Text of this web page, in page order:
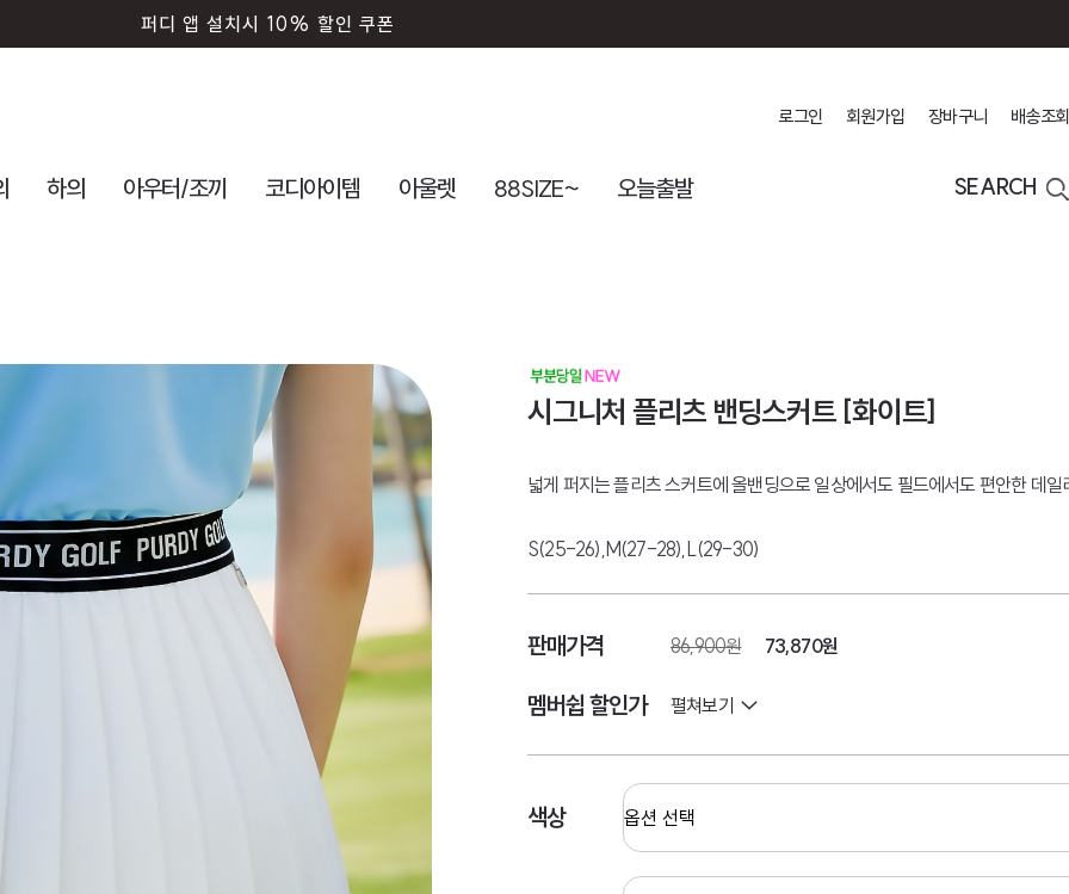
퍼디 앱 설치시 10% 할인 쿠폰
로그인 회원가입 장바구니 배송조회
하의 아우터/조끼 코디아이템 아울렛 88SIZE~ 오늘출발 SEARCH
시그니처 플리츠 밴딩스커트 [화이트]
넓게 퍼지는 플리츠 스커트에 올밴딩으로 일상에서도 필드에서도 편안한 데
S(25-26),M(27-28),L(29-30)
판매가격 86,900원 73,870원
멤버쉽 할인가 펼쳐보기
색상